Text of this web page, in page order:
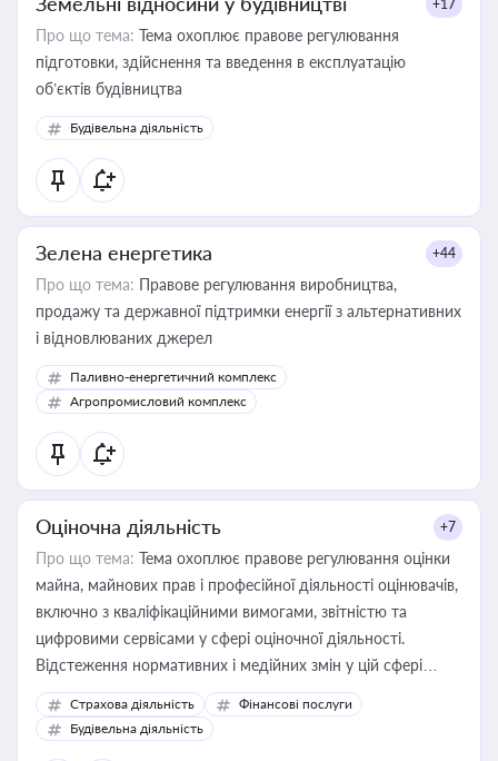
+17
Про що тема: Тема охоплює правове регулювання
підготовки, здійснення та введення в експлуатацію
об’єктів будівництва
Будівельна діяльність
Зелена енергетика +44
Про що тема: Правове регулювання виробництва,
продажу та державної підтримки енергії з альтернативних
і відновлюваних джерел
Паливно-енергетичний комплекс
Агропромисловий комплекс
Оціночна діяльність +7
Про що тема: Тема охоплює правове регулювання оцінки
майна, майнових прав і професійної діяльності оцінювачів,
включно з кваліфікаційними вимогами, звітністю та
цифровими сервісами у сфері оціночної діяльності.
Відстеження нормативних і медійних змін у цій сфері
корисне для власника бізнесу, керівника, юриста або
бухгалтера під час оподаткування, приватизації, оренди
державного майна, корпоративних угод і перевірки
Страхова діяльність
Фінансові послуги
Будівельна діяльність